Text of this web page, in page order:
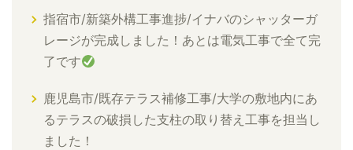
指宿市/新築外構工事進捗/イナバのシャッターガ
レージが完成しました！あとは電気工事で全て完
了です
鹿児島市/既存テラス補修工事/大学の敷地内にあ
るテラスの破損した支柱の取り替え工事を担当し
ました！